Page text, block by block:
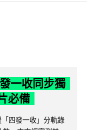
一收同步獨
必備
四發一收」分軌錄